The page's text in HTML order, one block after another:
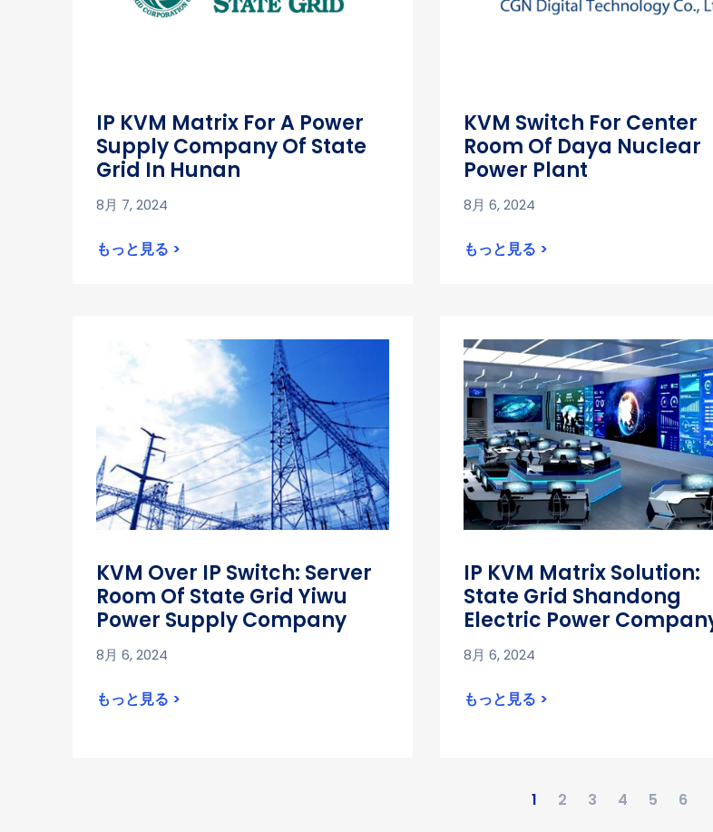
IP KVM Matrix For A Power
Supply Company Of State
Grid In Hunan
8月 7, 2024
もっと見る >
KVM Switch For Center
Room Of Daya Nuclear
Power Plant
8月 6, 2024
もっと見る >
KVM Over IP Switch: Server
Room Of State Grid Yiwu
Power Supply Company
8月 6, 2024
もっと見る >
IP KVM Matrix Solution:
State Grid Shandong
Electric Power
8月 6, 2024
もっと見る >
1 2 3 4 5 6